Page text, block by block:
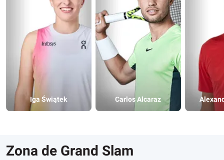
Iga Świątek Carlos Alcaraz
Zona de Grand Slam